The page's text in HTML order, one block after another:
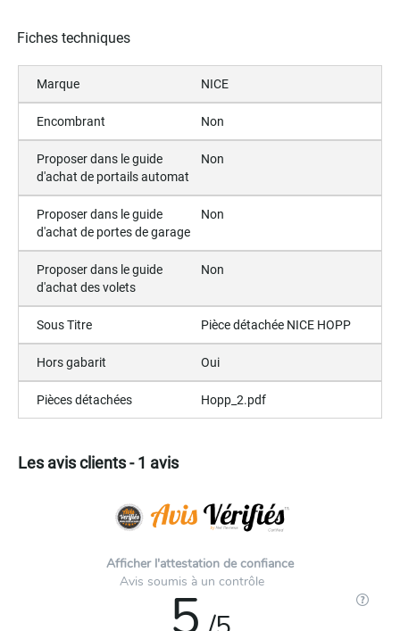
Fiches techniques
Marque NICE
Encombrant Non
Proposer dans le guide
d'achat de portails automat
Non
Proposer dans le guide
d'achat de portes de garage
Non
Proposer dans le guide
d'achat des volets
Non
Sous Titre Pièce détachée NICE HOPP
Hors gabarit Oui
Pièces détachées Hopp_2.pdf
Les avis clients - 1 avis
Afficher l'attestation de confiance
Avis soumis à un contrôle